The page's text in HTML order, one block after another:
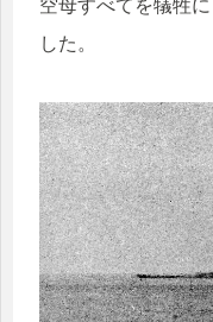
空母すべてを犠牲
した。